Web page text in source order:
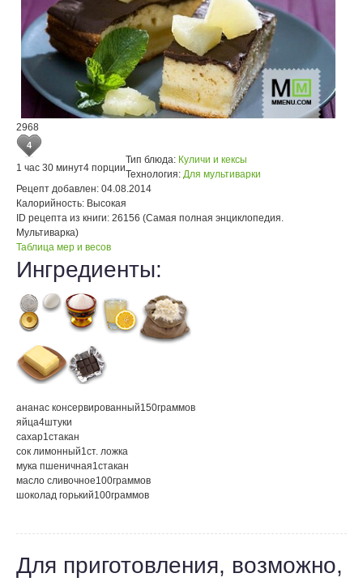
2968
4
1 час 30 минут4 порции
Тип блюда: Куличи и кексы
Технология: Для мультиварки
Рецепт добавлен: 04.08.2014
Калорийность: Высокая
ID рецепта из книги: 26156 (Самая полная энциклопедия.
Мультиварка)
Таблица мер и весов
Ингредиенты:
ананас консервированный150граммов
яйца4штуки
сахар1стакан
сок лимонный1ст. ложка
мука пшеничная1стакан
масло сливочное100граммов
шоколад горький100граммов
Для приготовления, возможно,